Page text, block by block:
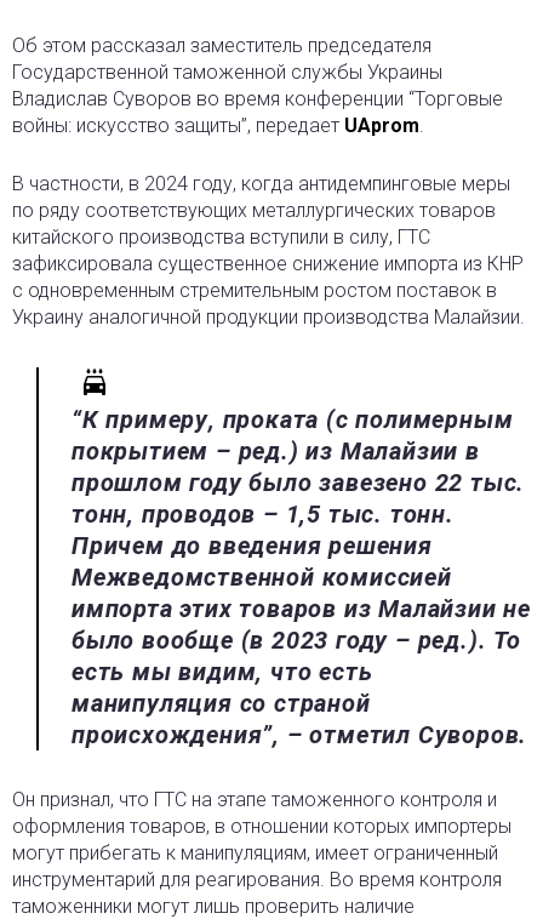
Об этом рассказал заместитель председателя
Государственной таможенной службы Украины
Владислав Суворов во время конференции “Торговые
войны: искусство защиты”, передает UAprom
В частности, в 2024 году, когда антидемпинговые меры
по ряду соответствующих металлургических товаров
китайского производства вступили в силу, ГТС
зафиксировала существенное снижение импорта из КНР
с одновременным стремительным ростом поставок в
Украину аналогичной продукции производства Малайзии.
“К примеру, проката (с полимерным
покрытием – ред.) из Малайзии в
прошлом году было завезено 22 тыс.
тонн, проводов – 1,5 тыс. тонн.
Причем до введения решения
Межведомственной комиссией
импорта этих товаров из Малайзии не
было вообще (в 2023 году – ред.). То
есть мы видим, что есть
манипуляция со страной
происхождения”, – отметил Суворов.
Он признал, что ГТС на этапе таможенного контроля и
оформления товаров, в отношении которых импортеры
могут прибегать к манипуляциям, имеет ограниченный
инструментарий для реагирования. Во время контроля
таможенники могут лишь проверить наличие